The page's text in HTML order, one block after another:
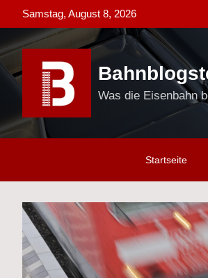
to
content
Samstag, August 8, 2026
Was die Eisenbahn
Startseite